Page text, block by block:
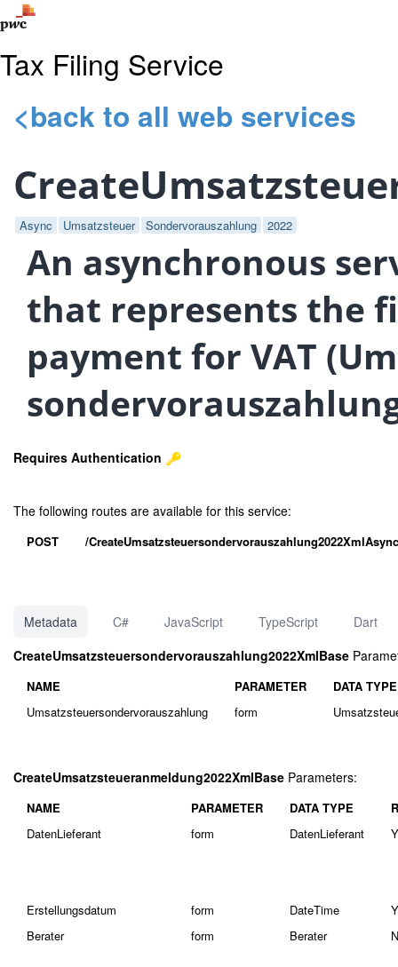
Tax Filing Service
<back to all web services
Async Umsatzsteuer Sondervorauszahlung 2022
An asynchronous
that represents the
payment for VAT
Requires Authentication
The following routes are available for this service:
POST /CreateUmsatzsteuersondervorauszahlung2022XmlAsync
Metadata C# JavaScript TypeScript
Dart
CreateUmsatzsteuersondervorauszahlung2022XmlBase
NAME PARAMETER
DATA TYPE
Umsatzsteuersondervorauszahlung
form
CreateUmsatzsteueranmeldung2022XmlBase Parameters:
NAME PARAMETER DATA TYPE
DatenLieferant
form DatenLieferant
Erstellungsdatum form DateTime
Berater
form Berater